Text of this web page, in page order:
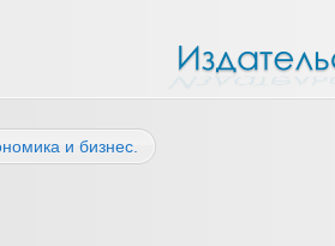
и бизнес.